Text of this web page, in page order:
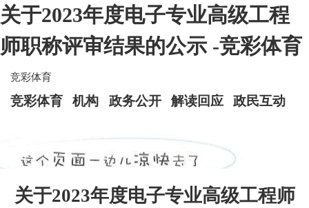
关于2023年度电子专业高级工程
师职称评审结果的公示 -竞彩体育
竞彩体育
竞彩体育 机构 政务公开 解读回应 政民互动
关于2023年度电子专业高级工程师